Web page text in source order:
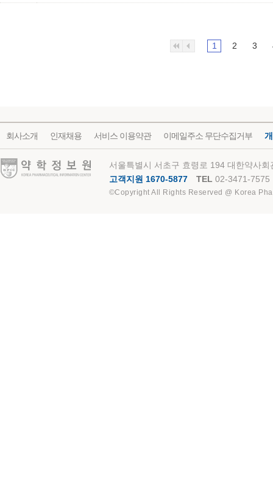
1 2 3
회사소개 인재채용 서비스 이용약관 이메일주소 무단수집거부
약학정보원
서울특별시 서초구 효령로 194 대한약사
고객지원 1670-5877
TEL 02-3471-7575
©Copyright All Rights Reserved @ Korea